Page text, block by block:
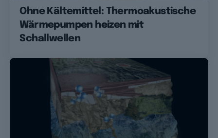
Ohne Kältemittel: Thermoakustische
Wärmepumpen heizen mit
Schallwellen